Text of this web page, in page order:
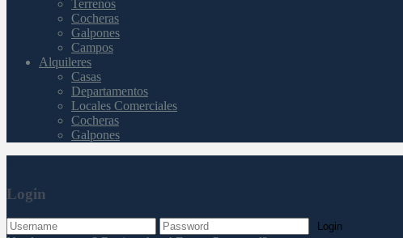
Terrenos
Cocheras
Galpones
Campos
Alquileres
Casas
Departamentos
Locales Comerciales
Cocheras
Galpones
Login
Login